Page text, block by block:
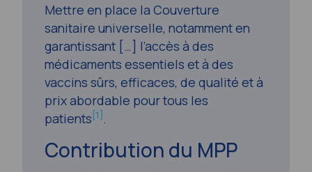
Mettre en place la Couverture
sanitaire universelle, notamment en
garantissant […] l’accès à des
médicaments essentiels et à des
vaccins sûrs, efficaces, de qualité et à
prix abordable pour tous les
patients[1] .
Contribution du MPP